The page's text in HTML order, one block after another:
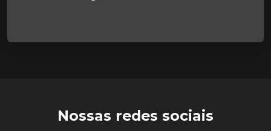
Nossas redes sociais